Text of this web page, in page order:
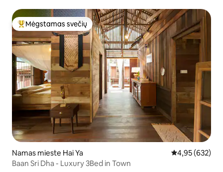
Svečių mėgstamiausias
Mėgstamas svečių
Namas mieste Hai Ya Vidutinis
4,95 (632)
Baan Sri Dha - Luxury 3Bed in Town